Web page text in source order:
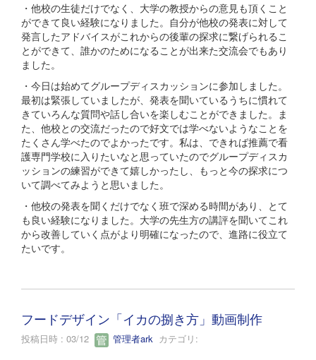
・他校の生徒だけでなく、大学の教授からの意見も頂くこと
ができて良い経験になりました。自分が他校の発表に対して
発言したアドバイスがこれからの後輩の探求に繋げられるこ
とができて、誰かのためになることが出来た交流会でもあり
ました。
・今日は始めてグループディスカッションに参加しました。
最初は緊張していましたが、発表を聞いているうちに慣れて
きていろんな質問や話し合いを楽しむことができました。ま
た、他校との交流だったので好文では学べないようなことを
たくさん学べたのでよかったです。私は、できれば推薦で看
護専門学校に入りたいなと思っていたのでグループディスカ
ッションの練習ができて嬉しかったし、もっと今の探求につ
いて調べてみようと思いました。
・他校の発表を聞くだけでなく班で深める時間があり、とて
も良い経験になりました。大学の先生方の講評を聞いてこれ
から改善していく点がより明確になったので、進路に役立て
たいです。
フードデザイン「イカの捌き方」動画制作
投稿日時 : 03/12 管理者ark カテゴリ: